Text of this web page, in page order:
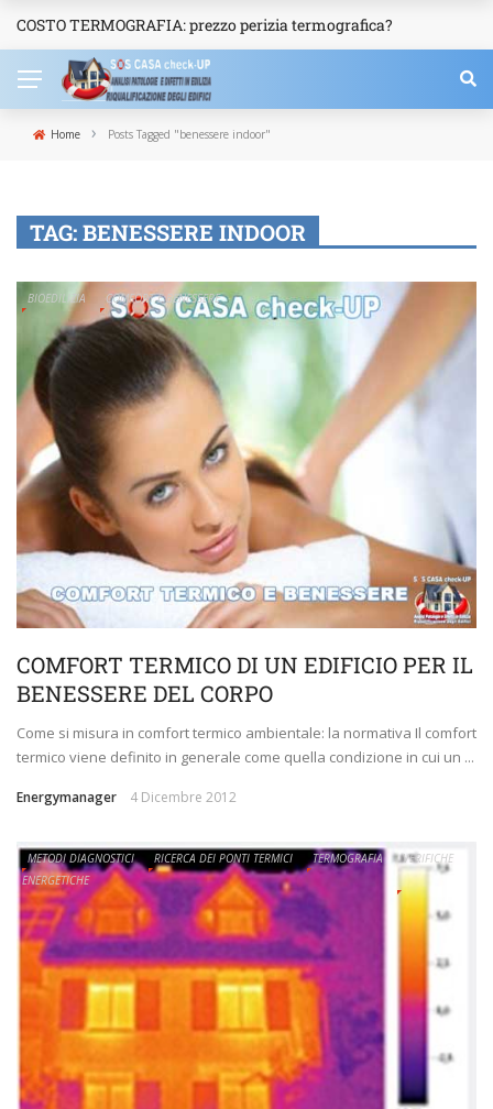
NEWS
COSTO TERMOGRAFIA: prezzo perizia termografica?
Home › Posts Tagged "benessere indoor"
TAG:BENESSERE INDOOR
BIOEDILIZIA COMFORT E BENESSERE
COMFORT TERMICO DI UN EDIFICIO PER IL
BENESSERE DEL CORPO
Come si misura in comfort termico ambientale: la normativa Il comfort
termico viene definito in generale come quella condizione in cui un ...
Energymanager 4 Dicembre 2012
METODI DIAGNOSTICI RICERCA DEI PONTI TERMICI TERMOGRAFIA
VERIFICHE
ENERGETICHE